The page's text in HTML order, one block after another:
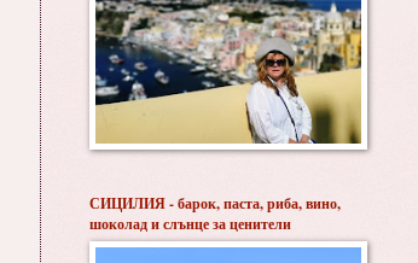
СИЦИЛИЯ - барок, паста, риба, вино,
шоколад и слънце за ценители